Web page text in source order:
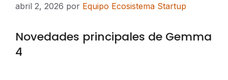
abril 2, 2026 por Equipo Ecosistema Startup
Novedades principales de Gemma
4